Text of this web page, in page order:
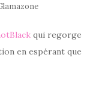
qui regorge
en espérant que